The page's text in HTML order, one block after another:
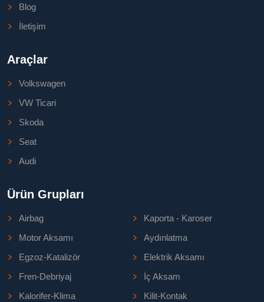
Blog
İletişim
Araçlar
Volkswagen
VW Ticari
Skoda
Seat
Audi
Ürün Grupları
Airbag
Kaporta - Karoser
Motor Aksamı
Aydınlatma
Egzoz-Katalizör
Elektrik Aksamı
Fren-Debriyaj
İç Aksam
Kalorifer-Klima
Kilit-Kontak